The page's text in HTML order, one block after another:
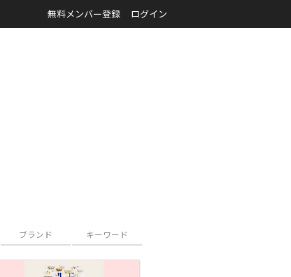
無料メンバー登録 ログイン
ブランド キーワード